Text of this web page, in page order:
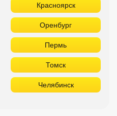
Красноярск
Оренбург
Пермь
Томск
Челябинск